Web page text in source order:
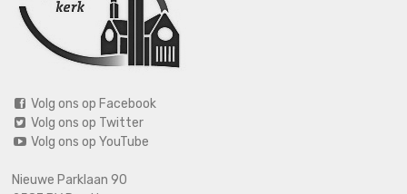
Volg ons op Facebook
Volg ons op Twitter
Volg ons op YouTube
Nieuwe Parklaan 90